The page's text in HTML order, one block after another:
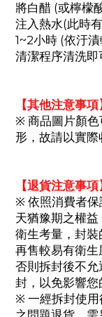
將白醋 (或檸檬
注入熱水(此時
1~2小時 (依汙
清潔程序清洗即
【其他注意事項
※ 商品圖片顏色
形，故請以實際
【退貨注意事項
※ 依照消費者保
天猶豫期之權益
衛生考量，封
再售較易有衛生
否則拆封後不
封，以免影響您
※ 一經拆封使用